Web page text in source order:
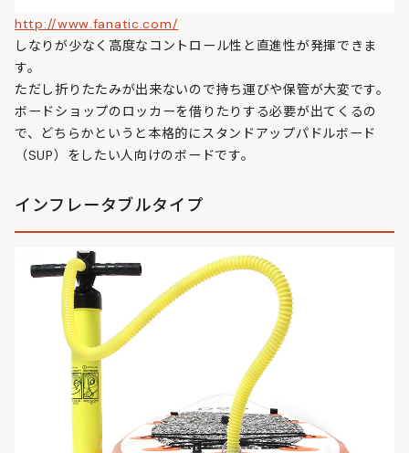
http://www.fanatic.com/
しなりが少なく高度なコントロール性と直進性が発揮できま
す。
ただし折りたたみが出来ないので持ち運びや保管が大変です。
ボードショップのロッカーを借りたりする必要が出てくるの
で、どちらかというと本格的にスタンドアップパドルボード
（SUP）をしたい人向けのボードです。
インフレータブルタイプ